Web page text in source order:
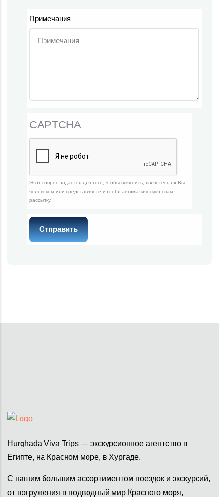
Примечания
CAPTCHA
Этот вопрос задается для того, чтобы выяснить, являетесь ли Вы
человеком или представляете из себя автоматическую спам-
рассылку.
Hurghada Viva Trips — экскурсионное агентство в
Египте, на Красном море, в Хургаде.
С нашим большим ассортиментом поездок и экскурсий,
от погружения в подводный мир Красного моря,